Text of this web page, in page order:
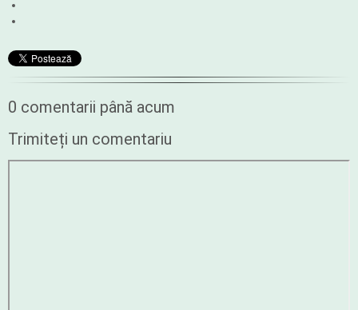
0 comentarii până acum
Trimiteți un comentariu